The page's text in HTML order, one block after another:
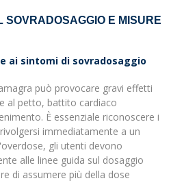
SOVRADOSAGGIO E MISURE
ai sintomi di sovradosaggio
può provocare gravi effetti
al petto, battito cardiaco
È essenziale riconoscere i
immediatamente a un
gli utenti devono
alle linee guida sul dosaggio
di assumere più della dose